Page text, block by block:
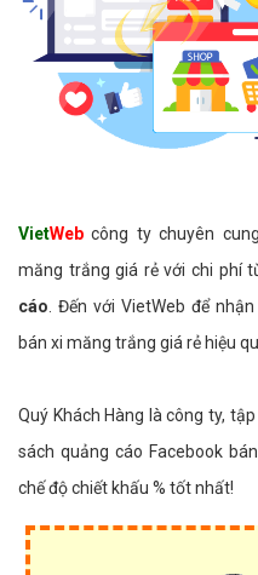
VietWeb công ty chuyên
măng trắng giá rẻ với chi phí
cáo . Đến với VietWeb để
bán xi măng trắng giá rẻ hiệu
Quý Khách Hàng là công ty,
sách quảng cáo Facebook
chế độ chiết khấu % tốt nhất!